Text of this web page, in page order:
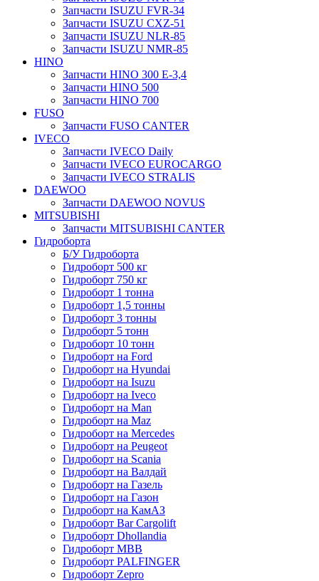
Запчасти ISUZU FVR-34
Запчасти ISUZU CXZ-51
Запчасти ISUZU NLR-85
Запчасти ISUZU NMR-85
HINO
Запчасти HINO 300 E-3,4
Запчасти HINO 500
Запчасти HINO 700
FUSO
Запчасти FUSO CANTER
IVECO
Запчасти IVECO Daily
Запчасти IVECO EUROCARGO
Запчасти IVECO STRALIS
DAEWOO
Запчасти DAEWOO NOVUS
MITSUBISHI
Запчасти MITSUBISHI CANTER
Гидроборта
Б/У Гидроборта
Гидроборт 500 кг
Гидроборт 750 кг
Гидроборт 1 тонна
Гидроборт 1,5 тонны
Гидроборт 3 тонны
Гидроборт 5 тонн
Гидроборт 10 тонн
Гидроборт на Ford
Гидроборт на Hyundai
Гидроборт на Isuzu
Гидроборт на Iveco
Гидроборт на Man
Гидроборт на Maz
Гидроборт на Mercedes
Гидроборт на Peugeot
Гидроборт на Scania
Гидроборт на Валдай
Гидроборт на Газель
Гидроборт на Газон
Гидроборт на КамАЗ
Гидроборт Bar Cargolift
Гидроборт Dhollandia
Гидроборт MBB
Гидроборт PALFINGER
Гидроборт Zepro